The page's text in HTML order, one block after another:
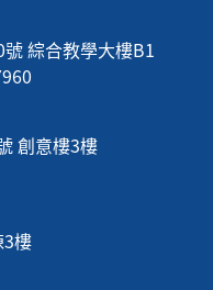
綜合教學大樓B1
創意樓3樓
樓